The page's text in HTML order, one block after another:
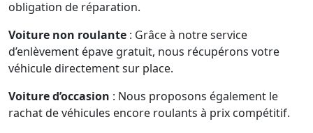
obligation de réparation.
Voiture non roulante : Grâce à notre service
d’enlèvement épave gratuit, nous récupérons votre
véhicule directement sur place.
Voiture d’occasion : Nous proposons également le
rachat de véhicules encore roulants à prix compétitif.